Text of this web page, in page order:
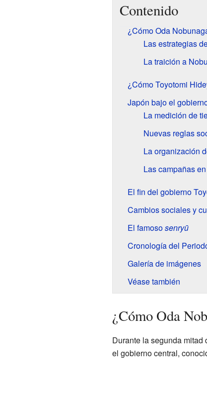
Contenido
¿Cómo Oda
Las estrategias
La traición a
¿Cómo Toyotomi
Japón bajo el
La medición de
Nuevas reglas
La organización
Las campañas
El fin del gobierno
Cambios sociales y
El famososenryū
Cronología del
Galería de imágenes
Véase también
¿Cómo Oda
Durante la segunda mitad
el gobierno central,